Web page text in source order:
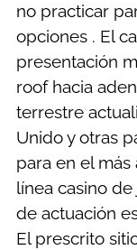
no practicar
opciones . El
presentación
roof hacia
terrestre
Unido y otras
para en el
línea casino
de actuación
El prescrito